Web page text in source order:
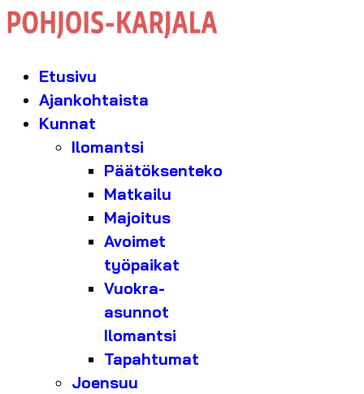
Etusivu
Ajankohtaista
Kunnat
Ilomantsi
Päätöksenteko
Matkailu
Majoitus
Avoimet
työpaikat
Vuokra-
asunnot
Ilomantsi
Tapahtumat
Joensuu